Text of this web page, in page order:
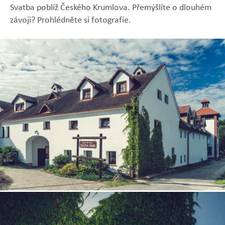
Zobrazit
fotografii
Zobrazit
fotografii
Zobrazit
fotografii
Zobrazit
fotografii
Zobrazit
fotografii
Svatba poblíž Českého Krumlova. Přemýšlíte o dlouhém
závoji? Prohlédněte si fotografie.
fotografii